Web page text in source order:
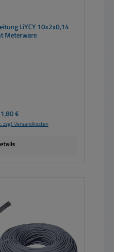
LiYCY 10x2x0,14
Meterware
Preis:
1,80 €
zzgl. Versandkosten